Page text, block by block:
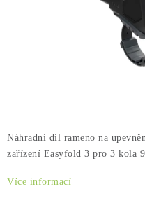
OSTATNÍ NOSIČE
STŘEŠNÍ KOŠE
Náhradní díl rameno na
zařízení Easyfold 3 pro 3 kola
Více informací